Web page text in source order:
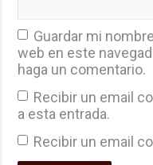
Guardar mi
web en este
haga un comentario.
Recibir un email
a esta entrada.
Recibir un email